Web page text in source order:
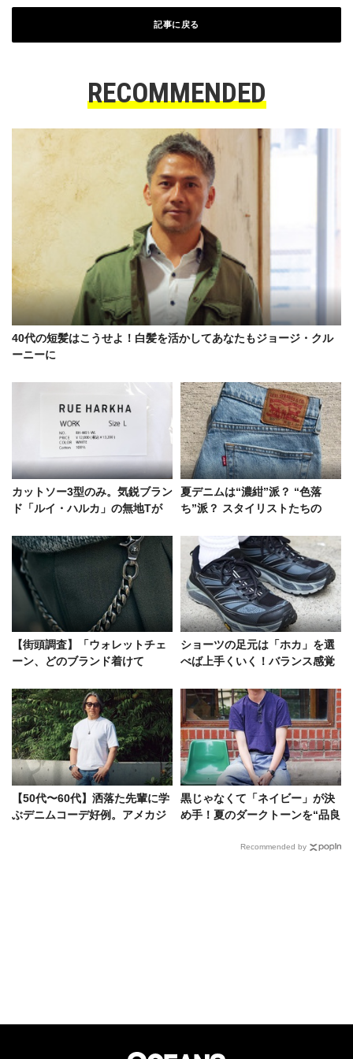
記事に戻る
RECOMMENDED
40代の短髪はこうせよ！白髪を活かしてあなたもジョージ・クル
ーニーに
カットソー3型のみ。気鋭ブラン
ド「ルイ・ハルカ」の無地Tが
夏デニムは“濃紺”派？ “色落
ち”派？ スタイリストたちの
公開！
【街頭調査】「ウォレットチェ
ーン、どのブランド着けて
フ……代表3名の答え
ショーツの足元は「ホカ」を選
べば上手くいく！バランス感覚
【50代〜60代】洒落た先輩に学
ぶデニムコーデ好例。アメカジ
黒じゃなくて「ネイビー」が決
め手！夏のダークトーンを“品良
Recommended by